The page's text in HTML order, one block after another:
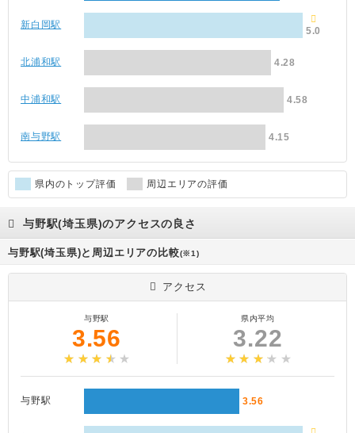
新白岡駅
5.0
北浦和駅 4.28
中浦和駅 4.58
南与野駅 4.15
県内のトップ評価 周辺エリアの評価
与野駅(埼玉県)のアクセスの良さ
与野駅(埼玉県)と周辺エリアの比較(※1)
アクセス
与野駅
3.56
県内平均
3.22
与野駅 3.56